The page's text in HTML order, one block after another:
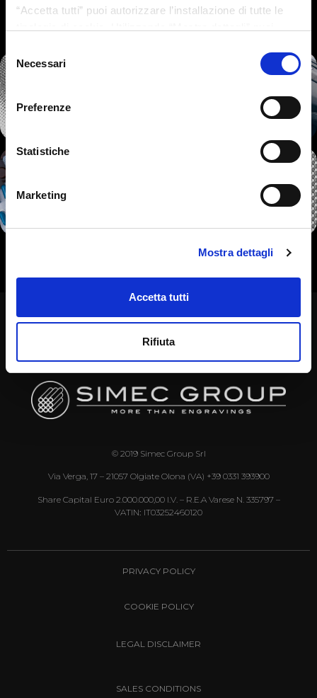
“Accetta tutti” puoi autorizzare l’installazione di tutte le
successivi.
del
consenso
Necessari
Preferenze
Statistiche
Marketing
Mostra dettagli
Accetta tutti
Rifiuta
© 2019 Simec Group Srl
Via Verga, 17 – 21057 Olgiate Olona (VA) +39 0331 393900
Share Capital Euro 2.000.000,00 I.v. – R.E.A Varese N. 335797 –
VATIN: IT03252460120
PRIVACY POLICY
COOKIE POLICY
LEGAL DISCLAIMER
SALES CONDITIONS